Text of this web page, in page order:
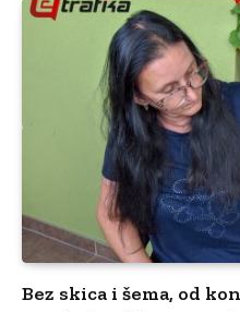
Bez skica i šema, od